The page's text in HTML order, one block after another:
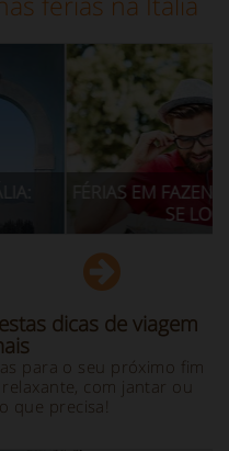
NA ITÁLIA: COMO
dicas de viagem
para o seu próximo fim
com jantar ou
que precisa!